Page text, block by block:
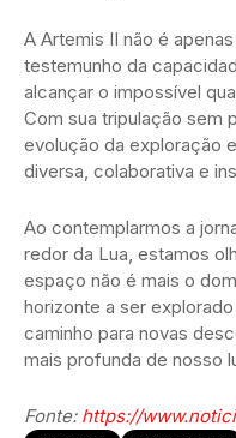
A Artemis II não é
testemunho da
alcançar o impossível
Com sua tripulação sem
evolução da exploração
diversa, colaborativa e
Ao contemplarmos a
redor da Lua, estamos
espaço não é mais o
horizonte a ser
caminho para novas
mais profunda de nosso
Fonte: https://